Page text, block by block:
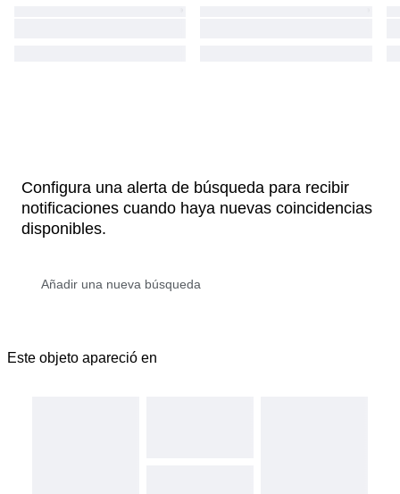
Configura una alerta de búsqueda para recibir
notificaciones cuando haya nuevas coincidencias
disponibles.
Este objeto apareció en